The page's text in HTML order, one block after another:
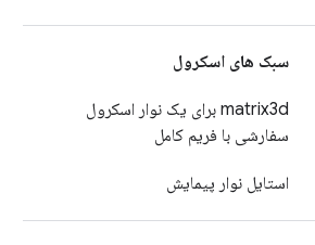
سبک های اسکرول
matrix3d ​​برای یک نوار اسکرول
سفارشی با فریم کامل
استایل نوار پیمایش